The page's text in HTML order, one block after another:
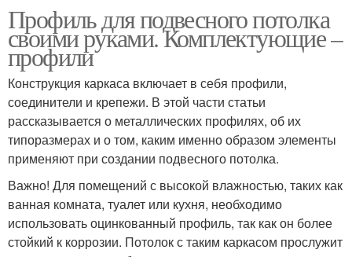
Профиль для подвесного потолка
своими руками. Комплектующие –
профили
Конструкция каркаса включает в себя профили,
соединители и крепежи. В этой части статьи
рассказывается о металлических профилях, об их
типоразмерах и о том, каким именно образом элементы
применяют при создании подвесного потолка.
Важно! Для помещений с высокой влажностью, таких как
ванная комната, туалет или кухня, необходимо
использовать оцинкованный профиль, так как он более
стойкий к коррозии. Потолок с таким каркасом прослужит